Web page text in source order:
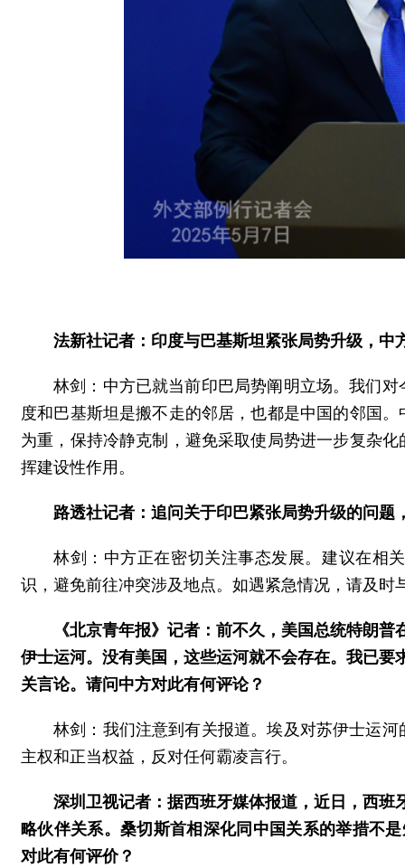
法新社记者：印度与巴基斯坦紧张局势升级，
林剑：中方已就当前印巴局势阐明立场。我们
度和巴基斯坦是搬不走的邻居，也都是中国的邻国
为重，保持冷静克制，避免采取使局势进一步复杂
挥建设性作用。
路透社记者：追问关于印巴紧张局势升级的问
林剑：中方正在密切关注事态发展。建议在相
识，避免前往冲突涉及地点。如遇紧急情况，请及时
《北京青年报》记者：前不久，美国总统特朗
伊士运河。没有美国，这些运河就不会存在。我已
关言论。请问中方对此有何评论？
林剑：我们注意到有关报道。埃及对苏伊士运
主权和正当权益，反对任何霸凌言行。
深圳卫视记者：据西班牙媒体报道，近日，西
略伙伴关系。桑切斯首相深化同中国关系的举措不
对此有何评价？